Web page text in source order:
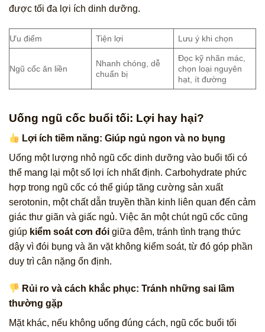
được tối đa lợi ích dinh dưỡng.
Ưu điểm Tiện lợi Lưu ý khi chọn
Ngũ cốc ăn liền
Nhanh chóng, dễ
chuẩn bị
Đọc kỹ nhãn mác,
chọn loại nguyên
hạt, ít đường
Uống ngũ cốc buổi tối: Lợi hay hại?
Lợi ích tiềm năng: Giúp ngủ ngon và no bụng
Uống một lượng nhỏ ngũ cốc dinh dưỡng vào buổi tối có
thể mang lại một số lợi ích nhất định. Carbohydrate phức
hợp trong ngũ cốc có thể giúp tăng cường sản xuất
serotonin, một chất dẫn truyền thần kinh liên quan đến cảm
giác thư giãn và giấc ngủ. Việc ăn một chút ngũ cốc cũng
giúp kiểm soát cơn đói giữa đêm, tránh tình trạng thức
dậy vì đói bụng và ăn vặt không kiểm soát, từ đó góp phần
duy trì cân nặng ổn định.
Rủi ro và cách khắc phục: Tránh những sai lầm
thường gặp
Mặt khác, nếu không uống đúng cách, ngũ cốc buổi tối